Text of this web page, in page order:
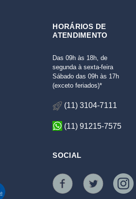
HORÁRIOS DE
ATENDIMENTO
Das 09h às 18h, de
segunda à sexta-feira
Sábado das 09h às 17h
(exceto feriados)*
(11) 3104-7111
(11) 91215-7575
SOCIAL